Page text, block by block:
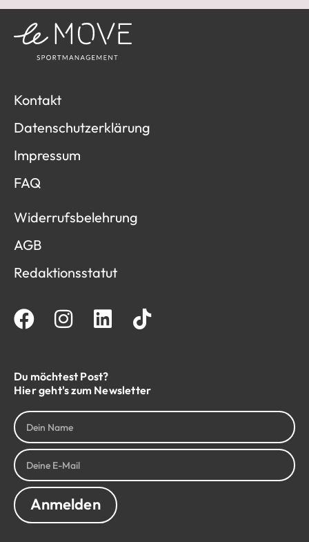
Kontakt
Datenschutzerklärung
Impressum
FAQ
Widerrufsbelehrung
AGB
Redaktionsstatut
Du möchtest Post?
Hier geht's zum Newsletter
Anmelden